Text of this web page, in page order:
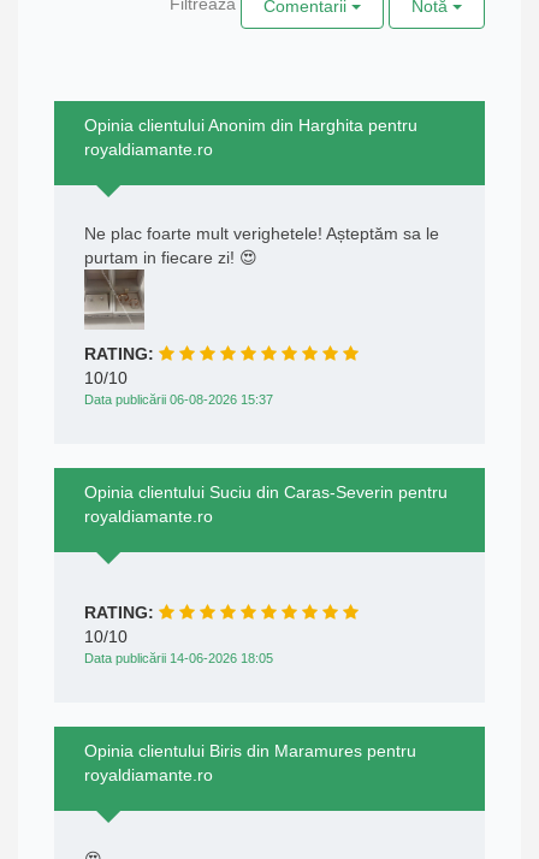
Filtrează Comentarii Notă
Opinia clientului Anonim din Harghita pentru
royaldiamante.ro
Ne plac foarte mult verighetele! Așteptăm sa le
purtam in fiecare zi! 😍
RATING:
10/10
Data publicării 06-08-2026 15:37
Opinia clientului Suciu din Caras-Severin pentru
royaldiamante.ro
RATING:
10/10
Data publicării 14-06-2026 18:05
Opinia clientului Biris din Maramures pentru
royaldiamante.ro